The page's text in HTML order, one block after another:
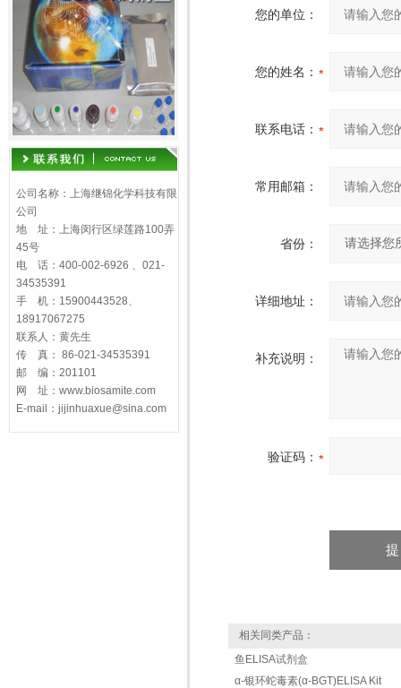
公司名称：上海继锦化学科技有限
公司
地 址：上海闵行区绿莲路100弄
45号
电 话：400-002-6926 、021-
34535391
手 机：15900443528、
18917067275
联系人：黄先生
传 真： 86-021-34535391
邮 编：201101
网 址：www.biosamite.com
E-mail：jijinhuaxue@sina.com
您的单位：
您的姓名：
联系电话：
常用邮箱：
省份：
详细地址：
补充说明：
验证码：
相关同类产品：
鱼ELISA试剂盒
α-银环蛇毒素(α-BGT)ELISA Kit